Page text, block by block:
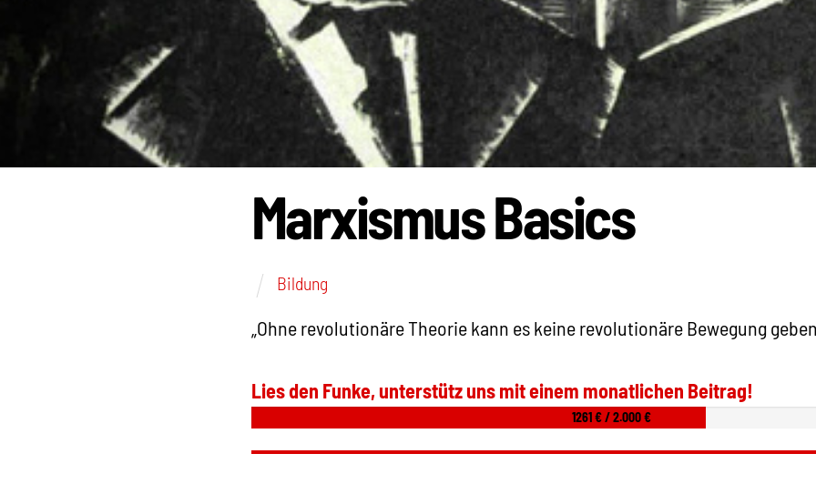
Marxismus Basics
Bildung
„Ohne revolutionäre Theorie kann es keine revolutionäre Bewegung
Lies den Funke, unterstütz uns mit einem monatlichen Beitrag!
1261 € / 2.000 €